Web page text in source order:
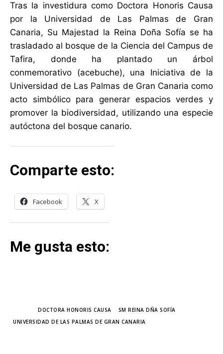
Tras la investidura como Doctora Honoris Causa
por la Universidad de Las Palmas de Gran
Canaria, Su Majestad la Reina Doña Sofía se ha
trasladado al bosque de la Ciencia del Campus de
Tafira, donde ha plantado un árbol
conmemorativo (acebuche), una Iniciativa de la
Universidad de Las Palmas de Gran Canaria como
acto simbólico para generar espacios verdes y
promover la biodiversidad, utilizando una especie
autóctona del bosque canario.​
Comparte esto:
Facebook X
Me gusta esto:
DOCTORA HONORIS CAUSA
SM REINA DÑA SOFÍA
UNIVERSIDAD DE LAS PALMAS DE GRAN CANARIA